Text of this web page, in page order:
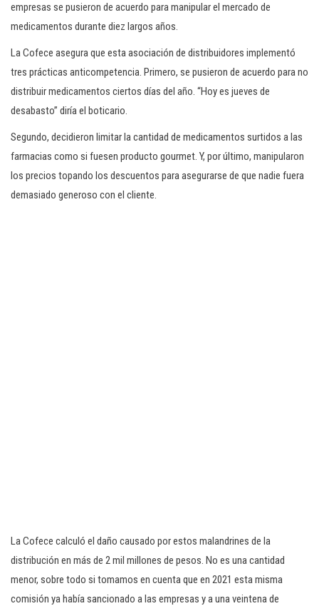
empresas se pusieron de acuerdo para manipular el mercado de
medicamentos durante diez largos años.
La Cofece asegura que esta asociación de distribuidores implementó
tres prácticas anticompetencia. Primero, se pusieron de acuerdo para no
distribuir medicamentos ciertos días del año. “Hoy es jueves de
desabasto” diría el boticario.
Segundo, decidieron limitar la cantidad de medicamentos surtidos a las
farmacias como si fuesen producto gourmet. Y, por último, manipularon
los precios topando los descuentos para asegurarse de que nadie fuera
demasiado generoso con el cliente.
La Cofece calculó el daño causado por estos malandrines de la
distribución en más de 2 mil millones de pesos. No es una cantidad
menor, sobre todo si tomamos en cuenta que en 2021 esta misma
comisión ya había sancionado a las empresas y a una veintena de